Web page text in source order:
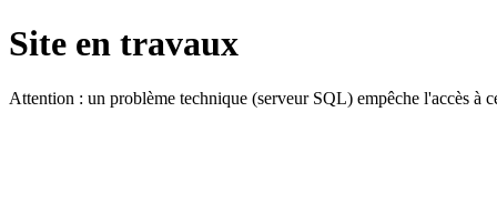
Site en travaux
Attention : un problème technique (serveur SQL) empêche l'accès à